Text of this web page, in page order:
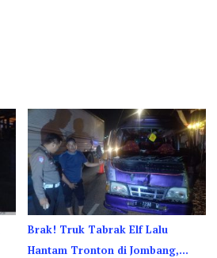
Brak! Truk Tabrak Elf Lalu
Hantam Tronton di Jombang,